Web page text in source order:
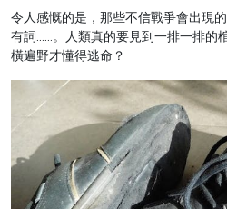
令人感慨的是，那些不信戰爭會出現
有詞……。人類真的要見到一排一排的
橫遍野才懂得逃命？